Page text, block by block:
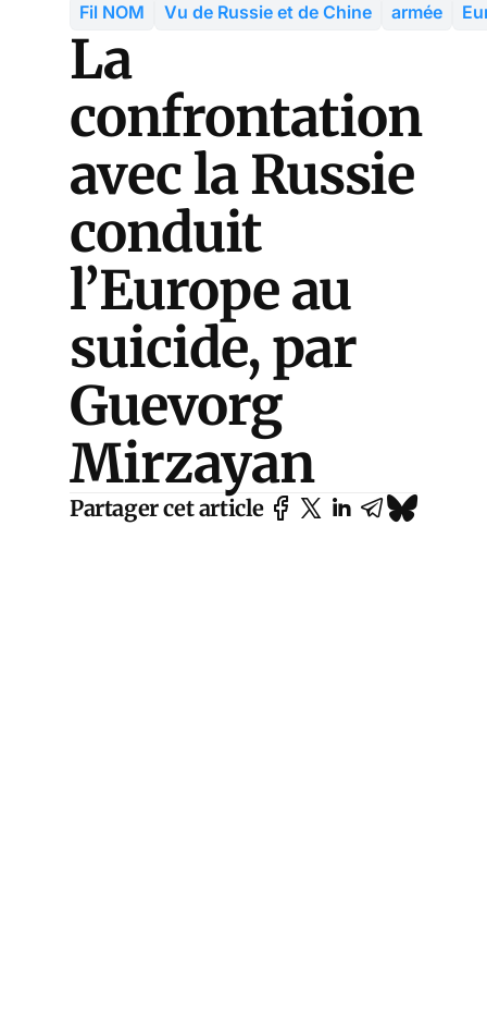
Fil NOM Vu de Russie et de Chine armée
La
confrontation
avec la Russie
conduit
l’Europe au
suicide, par
Guevorg
Mirzayan
Partager cet article